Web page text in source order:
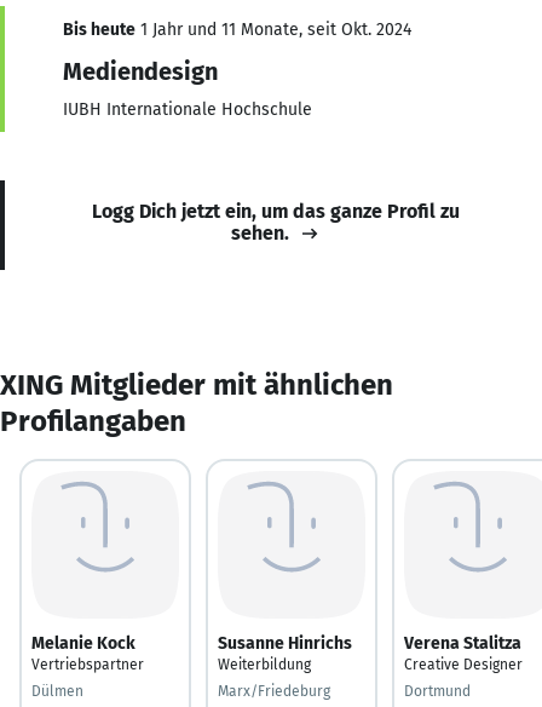
Bis heute 1 Jahr und 11 Monate, seit Okt. 2024
Mediendesign
IUBH Internationale Hochschule
Logg Dich jetzt ein, um das ganze Profil zu
sehen.
XING Mitglieder mit ähnlichen
Profilangaben
Melanie Kock
Vertriebspartner
Dülmen
Susanne Hinrichs
Weiterbildung
Marx/Friedeburg
Verena Stalitza
Creative Designer
Dortmund